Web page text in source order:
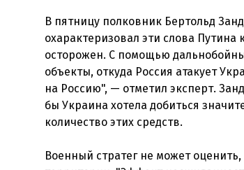
В пятницу полковник Бертольд
охарактеризовал эти слова
осторожен. С помощью
объекты, откуда Россия атакует
на Россию", — отметил эксперт.
бы Украина хотела добиться
количество этих средств.
Военный стратег не может